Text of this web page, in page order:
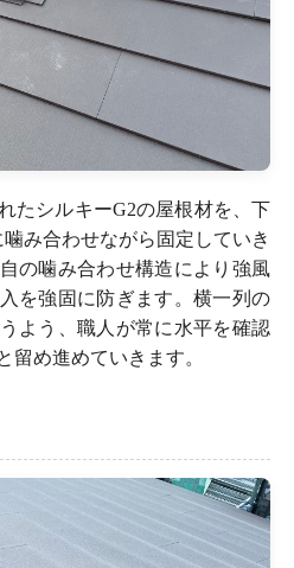
たシルキーG2の屋根材を、下
み合わせながら固定していき
の噛み合わせ構造により強風
を強固に防ぎます。横一列の
よう、職人が常に水平を確認
留め進めていきます。